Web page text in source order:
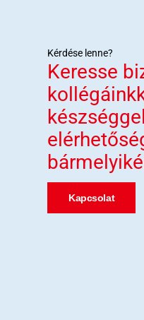
Kérdése lenne?
Keresse
Kapcsolat